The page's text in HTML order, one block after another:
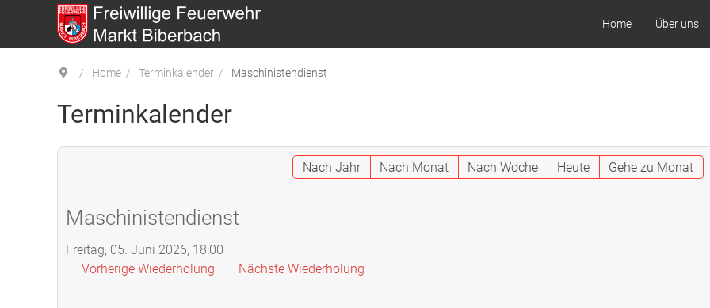
Home Über uns
Home Terminkalender Maschinistendienst
Terminkalender
Nach Jahr Nach Monat Nach Woche Heute Gehe zu Monat
Maschinistendienst
Freitag, 05. Juni 2026, 18:00
Vorherige Wiederholung
Nächste Wiederholung